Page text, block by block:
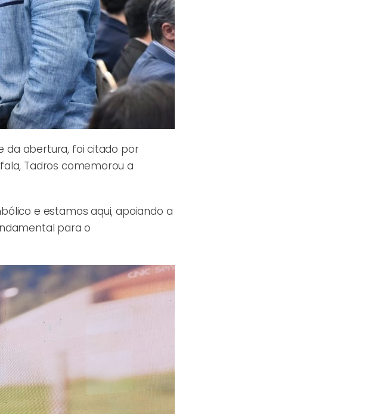
da abertura, foi citado por
Tadros comemorou a
e estamos aqui, apoiando a
para o